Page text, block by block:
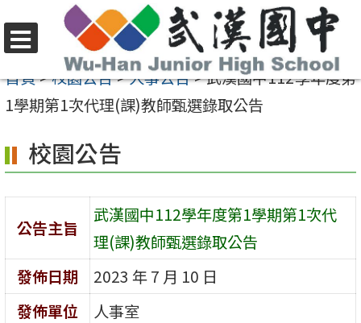
至
要
容
區
選
單
首頁>校園公告>人事公告>武漢國中112學年度第
1學期第1次代理(課)教師甄選錄取公告
校園公告
公告主旨
武漢國中112學年度第1學期第1次代
理(課)教師甄選錄取公告
發佈日期
2023 年 7 月 10 日
發佈單位
人事室